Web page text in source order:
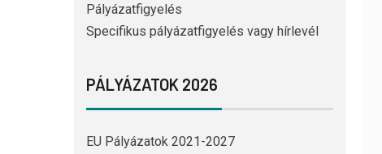
Pályázatfigyelés
Specifikus pályázatfigyelés vagy hírlevél
PÁLYÁZATOK 2026
EU Pályázatok 2021-2027